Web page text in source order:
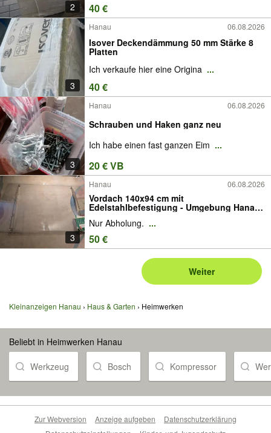
2 40 €
3
Hanau 06.08.2026
Isover Deckendämmung 50 mm Stärke 8
Platten
Ich verkaufe hier eine Origina ...
40 €
3
Hanau 06.08.2026
Schrauben und Haken ganz neu
Ich habe einen fast ganzen Eim ...
20 € VB
3
Hanau 06.08.2026
Vordach 140x94 cm mit
Edelstahlbefestigung - Umgebung Hanau
Nur Abholung. ...
50 €
Weiter
Kleinanzeigen Hanau Haus & Garten Heimwerken
Beliebt in Heimwerken Hanau
Werkzeug Bosch Kompressor
Zur Webversion Anzeige aufgeben
Datenschutzerklärung